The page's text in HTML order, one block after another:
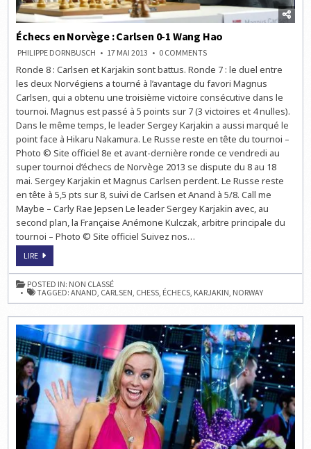
Échecs en Norvège : Carlsen 0-1 Wang Hao
PHILIPPE DORNBUSCH 17 MAI 2013 0 COMMENTSON
EN
NORVÈGE
:
CARLSEN
0-
1
WANG
HAO
Ronde 8 : Carlsen et Karjakin sont battus. Ronde 7 : le duel entre
les deux Norvégiens a tourné à l’avantage du favori Magnus
Carlsen, qui a obtenu une troisième victoire consécutive dans le
tournoi. Magnus est passé à 5 points sur 7 (3 victoires et 4 nulles).
Dans le même temps, le leader Sergey Karjakin a aussi marqué le
point face à Hikaru Nakamura. Le Russe reste en tête du tournoi –
Photo © Site officiel 8e et avant-dernière ronde ce vendredi au
super tournoi d’échecs de Norvège 2013 se dispute du 8 au 18
mai. Sergey Karjakin et Magnus Carlsen perdent. Le Russe reste
en tête à 5,5 pts sur 8, suivi de Carlsen et Anand à 5/8. Call me
Maybe – Carly Rae Jepsen Le leader Sergey Karjakin avec, au
second plan, la Française Anémone Kulczak, arbitre principale du
tournoi – Photo © Site officiel Suivez nos…
LIREÉCHECS
NORVÈGE
:
CARLSEN
0-
1
POSTED IN: NON CLASSÉ
TAGGED:ANAND CARLSEN CHESS ÉCHECS KARJAKIN NORWAY